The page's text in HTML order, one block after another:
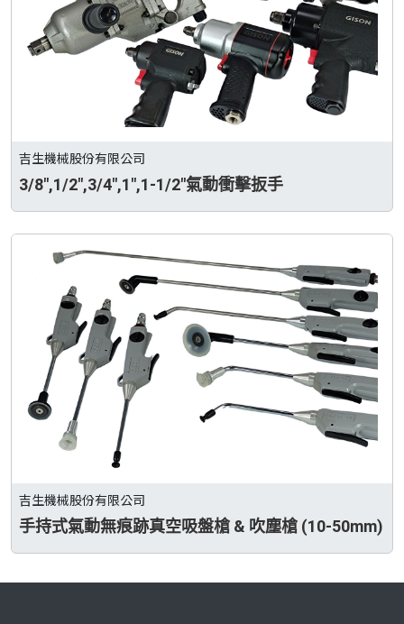
吉生機械股份有限公司
3/8",1/2",3/4",1",1-1/2"氣動衝擊扳手
吉生機械股份有限公司
手持式氣動無痕跡真空吸盤槍 & 吹塵槍 (10-50mm)